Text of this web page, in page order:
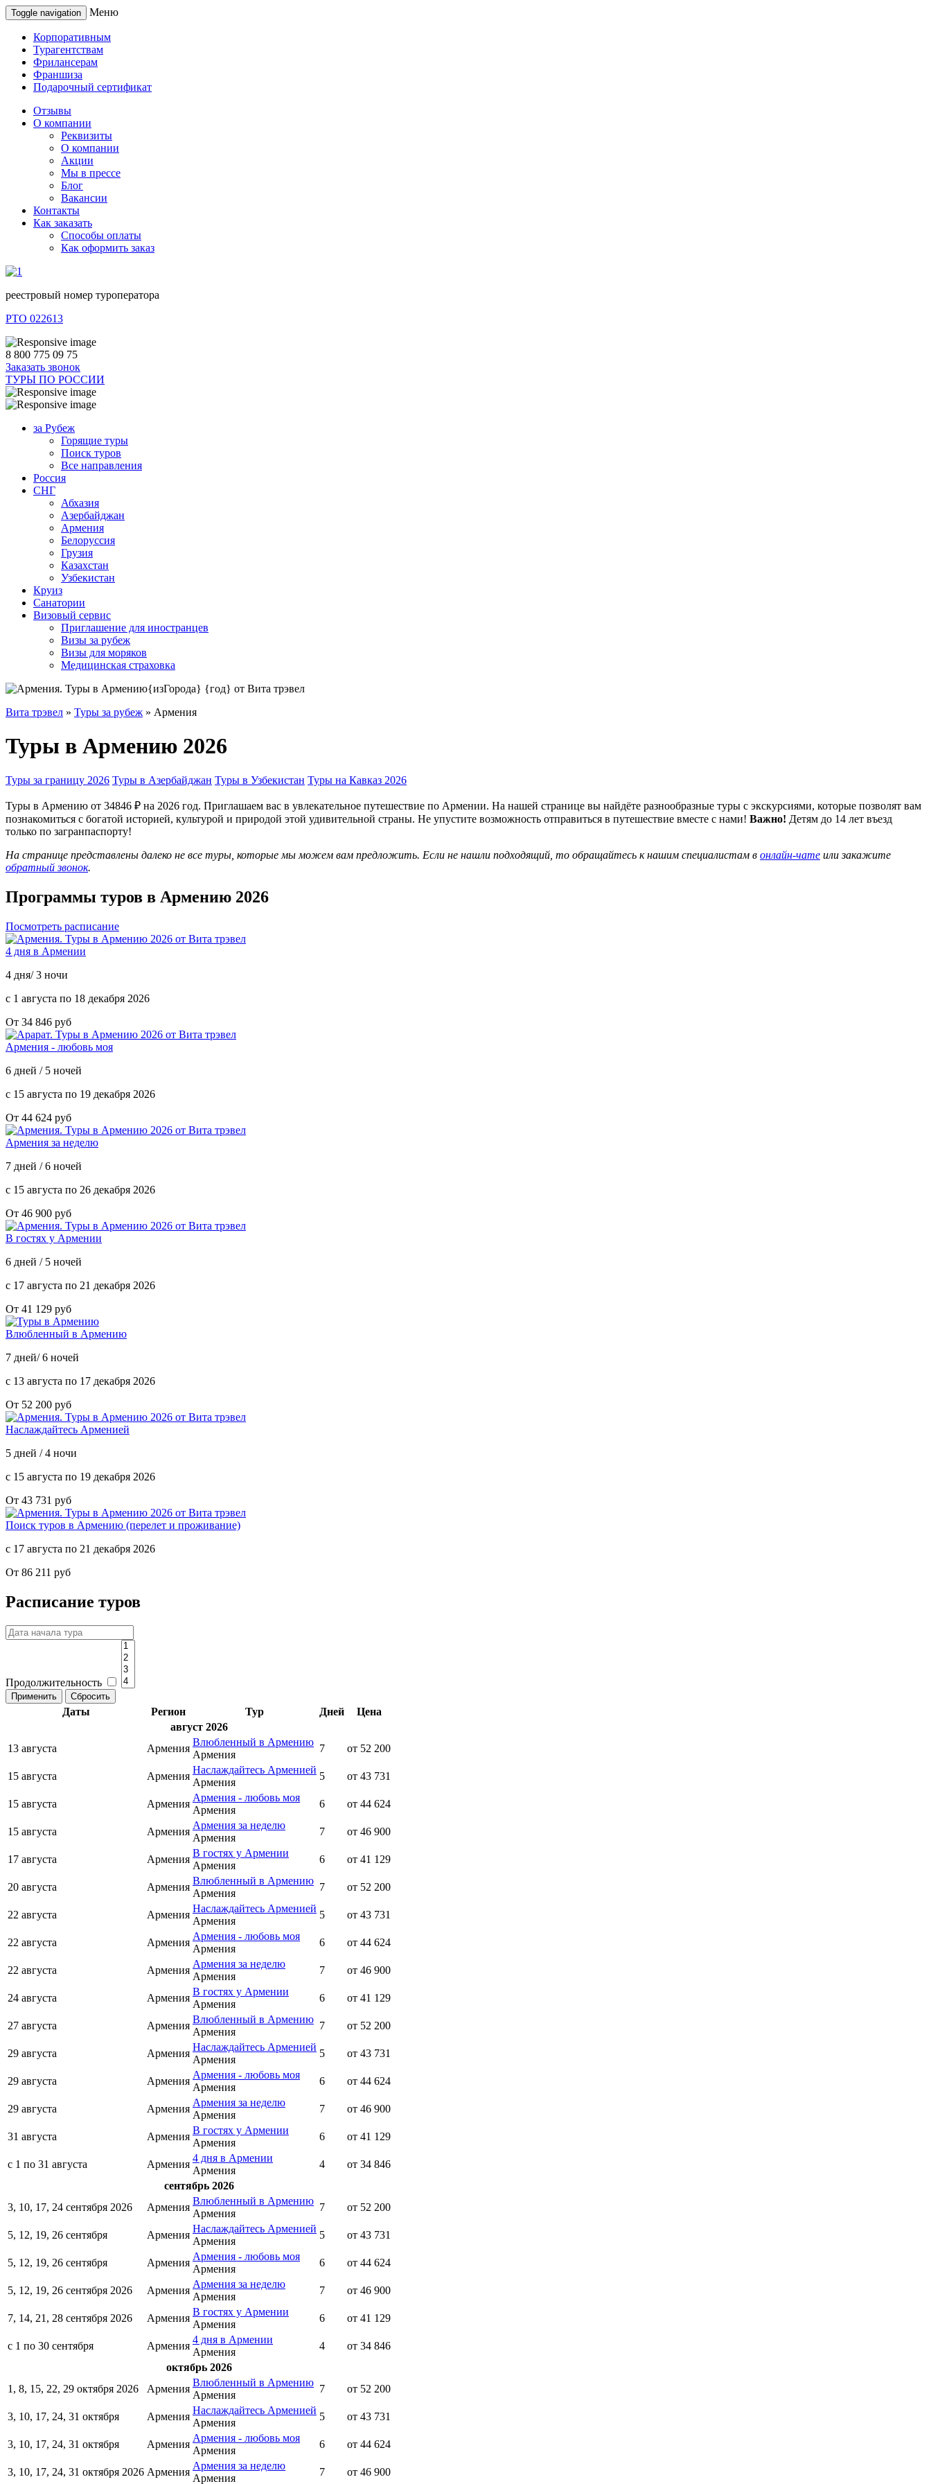
Toggle navigation Меню
Корпоративным
Турагентствам
Фрилансерам
Франшиза
Подарочный сертификат
Отзывы
О компании
Реквизиты
О компании
Акции
Мы в прессе
Блог
Вакансии
Контакты
Как заказать
Способы оплаты
Как оформить заказ
реестровый номер туроператора
РТО 022613
8 800 775 09 75
Заказать звонок
ТУРЫ ПО РОССИИ
за Рубеж
Горящие туры
Поиск туров
Все направления
Россия
СНГ
Абхазия
Азербайджан
Армения
Белоруссия
Грузия
Казахстан
Узбекистан
Круиз
Санатории
Визовый сервис
Приглашение для иностранцев
Визы за рубеж
Визы для моряков
Медицинская страховка
Вита трэвел » Туры за рубеж » Армения
Туры в Армению 2026
Туры за границу 2026 Туры в Азербайджан Туры в Узбекистан Туры на Кавказ 2026
Туры в Армению от 34846 ₽ на 2026 год. Приглашаем вас в увлекательное путешествие по Армении. На нашей странице вы найдёте разнообразные туры с экскурсиями, которые позволят вам
познакомиться с богатой историей, культурой и природой этой удивительной страны. Не упустите возможность отправиться в путешествие вместе с нами! Важно! Детям до 14 лет въезд
только по загранпаспорту!
На странице представлены далеко не все туры, которые мы можем вам предложить. Если не нашли подходящий, то обращайтесь к нашим специалистам в онлайн-чате или закажите
обратный звонок.
Программы туров в Армению 2026
Посмотреть расписание
4 дня в Армении
4 дня/ 3 ночи
с 1 августа по 18 декабря 2026
От 34 846 руб
Армения - любовь моя
6 дней / 5 ночей
с 15 августа по 19 декабря 2026
От 44 624 руб
Армения за неделю
7 дней / 6 ночей
с 15 августа по 26 декабря 2026
От 46 900 руб
В гостях у Армении
6 дней / 5 ночей
с 17 августа по 21 декабря 2026
От 41 129 руб
Влюбленный в Армению
7 дней/ 6 ночей
с 13 августа по 17 декабря 2026
От 52 200 руб
Наслаждайтесь Арменией
5 дней / 4 ночи
с 15 августа по 19 декабря 2026
От 43 731 руб
Поиск туров в Армению (перелет и проживание)
с 17 августа по 21 декабря 2026
От 86 211 руб
Расписание туров
Продолжительность
Даты Регион Тур Дней
Цена
август 2026
13 августа
Армения
Влюбленный в Армению
Армения
7 от 52 200
15 августа Армения
Наслаждайтесь Арменией
Армения
5 от 43 731
15 августа Армения
Армения - любовь моя
Армения
6 от 44 624
15 августа Армения
Армения за неделю
Армения
7 от 46 900
17 августа Армения
В гостях у Армении
Армения
6 от 41 129
20 августа Армения
Влюбленный в Армению
Армения
7 от 52 200
22 августа Армения
Наслаждайтесь Арменией
Армения
5 от 43 731
22 августа Армения
Армения - любовь моя
Армения
6 от 44 624
22 августа Армения
Армения за неделю
Армения
7 от 46 900
24 августа Армения
В гостях у Армении
Армения
6 от 41 129
27 августа Армения
Влюбленный в Армению
Армения
7 от 52 200
29 августа Армения
Наслаждайтесь Арменией
Армения
5 от 43 731
29 августа Армения
Армения - любовь моя
Армения
6 от 44 624
29 августа Армения
Армения за неделю
Армения
7 от 46 900
31 августа Армения
В гостях у Армении
Армения
6 от 41 129
с 1 по 31 августа Армения
4 дня в Армении
Армения
4
от 34 846
сентябрь 2026
3, 10, 17, 24 сентября 2026
Армения
Влюбленный в Армению
Армения
7 от 52 200
5, 12, 19, 26 сентября Армения
Наслаждайтесь Арменией
Армения
5 от 43 731
5, 12, 19, 26 сентября Армения
Армения - любовь моя
Армения
6 от 44 624
5, 12, 19, 26 сентября 2026 Армения
Армения за неделю
Армения
7 от 46 900
7, 14, 21, 28 сентября 2026 Армения
В гостях у Армении
Армения
6 от 41 129
с 1 по 30 сентября Армения
4 дня в Армении
Армения
4
от 34 846
октябрь 2026
1, 8, 15, 22, 29 октября 2026
Армения
Влюбленный в Армению
Армения
7 от 52 200
3, 10, 17, 24, 31 октября Армения
Наслаждайтесь Арменией
Армения
5 от 43 731
3, 10, 17, 24, 31 октября Армения
Армения - любовь моя
Армения
6 от 44 624
3, 10, 17, 24, 31 октября 2026 Армения
Армения за неделю
Армения
7 от 46 900